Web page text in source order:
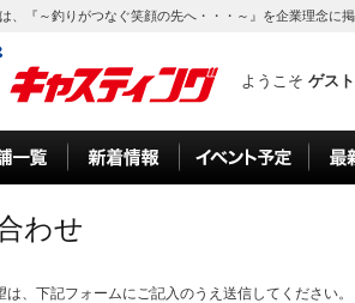
、『～釣りがつなぐ笑顔の先へ・・・～』を企業理念に
ようこそ ゲスト
わせ
は、下記フォームにご記入のうえ送信してください。